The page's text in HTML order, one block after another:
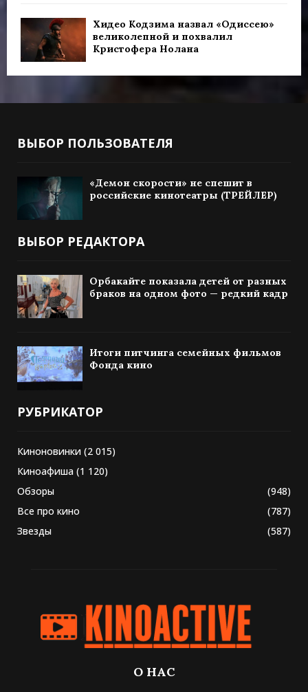
Хидео Кодзима назвал «Одиссею»
великолепной и похвалил
Кристофера Нолана
ВЫБОР ПОЛЬЗОВАТЕЛЯ
«Демон скорости» не спешит в
российские кинотеатры (ТРЕЙЛЕР)
ВЫБОР РЕДАКТОРА
Орбакайте показала детей от разных
браков на одном фото — редкий кадр
Итоги питчинга семейных фильмов
Фонда кино
РУБРИКАТОР
Киноновинки (2 015)
Киноафиша (1 120)
Обзоры
(948)
Все про кино
(787)
Звезды
(587)
О НАС